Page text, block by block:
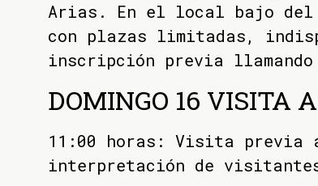
Arias. En el local bajo del
con plazas limitadas,
inscripción previa llamando
DOMINGO 16 VISITA
11:00 horas: Visita previa
interpretación de visitantes